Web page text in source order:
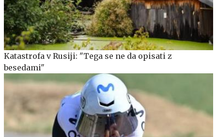
Katastrofa v Rusiji: "Tega se ne da opisati z
besedami"